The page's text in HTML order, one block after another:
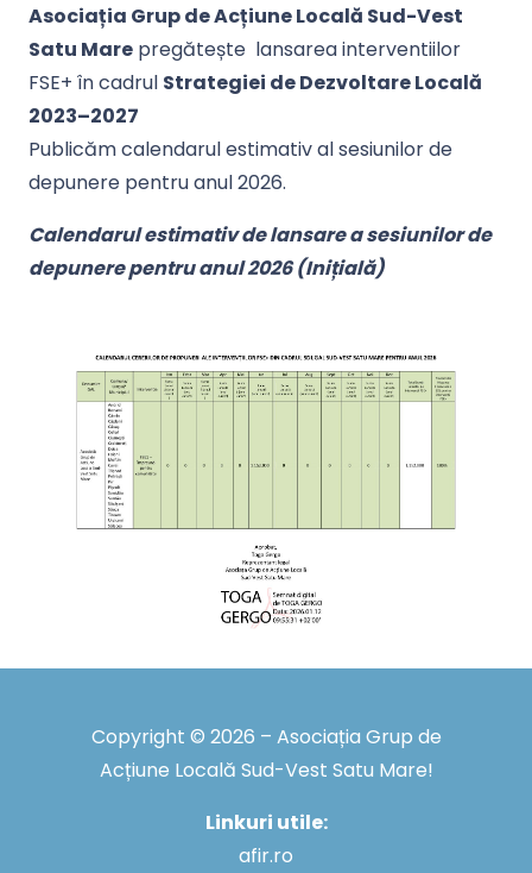
Asociația Grup de Acțiune Locală Sud-Vest
Satu Mare pregătește lansarea interventiilor
FSE+ în cadrul Strategiei de Dezvoltare Locală
2023–2027
Publicăm calendarul estimativ al sesiunilor de
depunere pentru anul 2026.
Calendarul estimativ de lansare a sesiunilor de
depunere pentru anul 2026 (Inițială)
Copyright © 2026 – Asociația Grup de
Acțiune Locală Sud-Vest Satu Mare!
Linkuri utile:
afir.ro